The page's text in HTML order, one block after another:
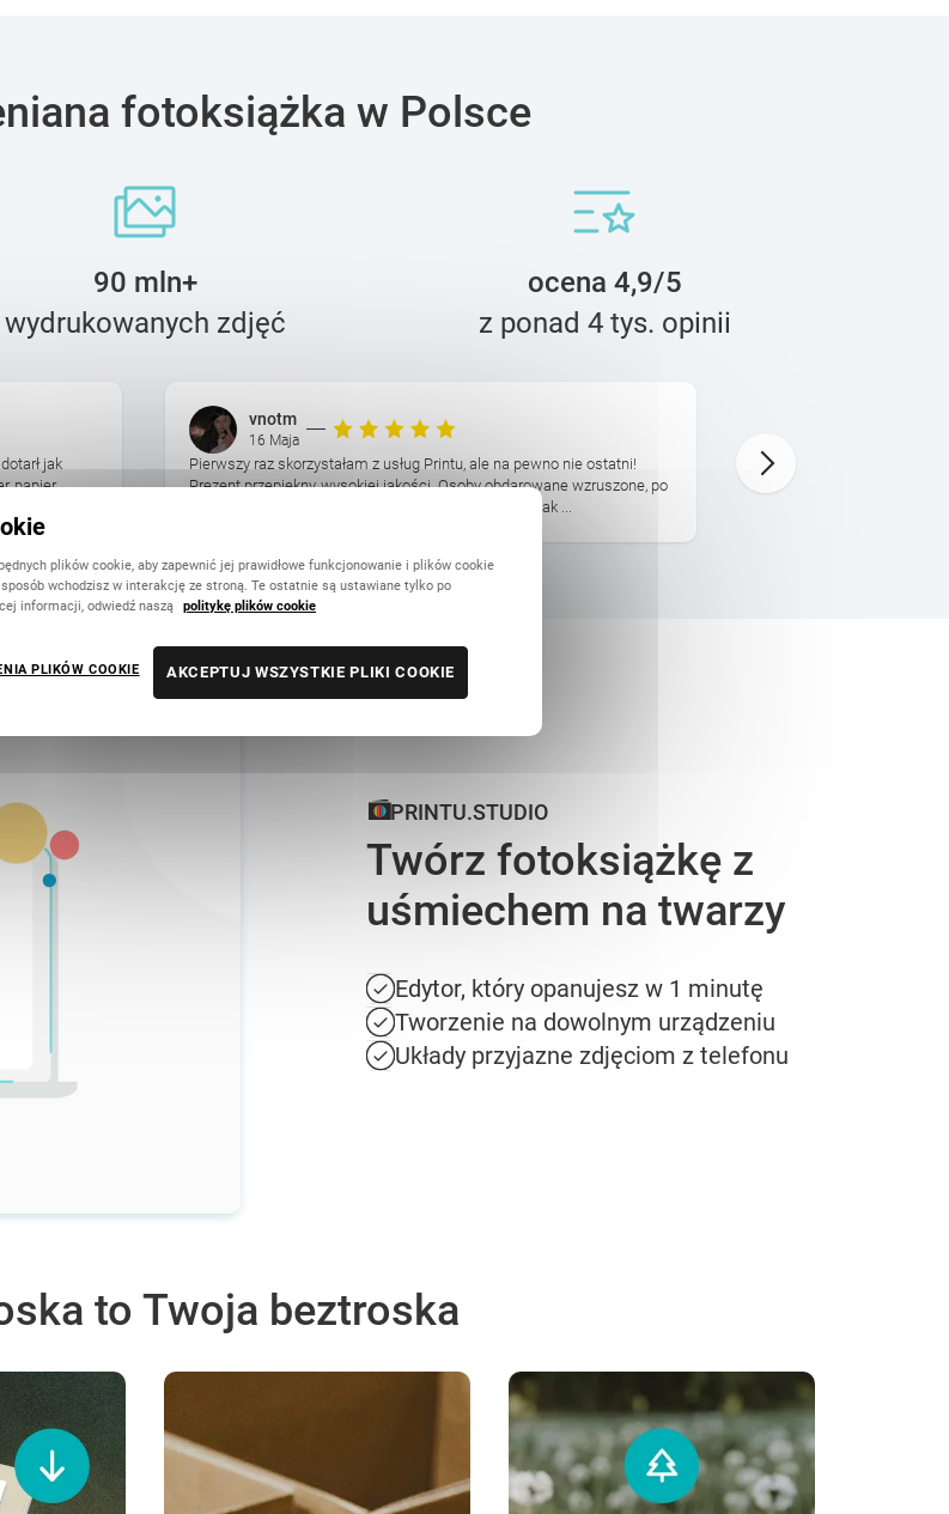
fotoksiążka w Polsce
90 mln+
wydrukowanych zdjęć
ocena 4,9/5
z ponad 4 tys. opinii
jak
papier
...
vnotm
16 Maja
Pierwszy raz skorzystałam z usług Printu, ale na pewno nie ostatni!
Prezent przepiękny, wysokiej jakości. Osoby obdarowane wzruszone, po
prostu przepięknie, naprawdę polecam i dziękuję za tak ...
Fantastyczny prezent. I ja
zadowoleni z jakosci
PRINTU.STUDIO
Twórz fotoksiążkę z
uśmiechem na twarzy
Edytor, który opanujesz w 1 minutę
Tworzenie na dowolnym urządzeniu
Układy przyjazne zdjęciom z telefonu
to Twoja beztroska
plików cookie, aby zapewnić jej prawidłowe funkcjonowanie i plików cookie
wchodzisz w interakcję ze stroną. Te ostatnie są ustawiane tylko po
informacji, odwiedź naszą politykę plików cookie
PLIKÓW COOKIE AKCEPTUJ WSZYSTKIE PLIKI COOKIE